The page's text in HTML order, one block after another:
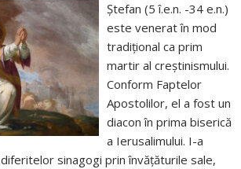
Ștefan (5 î.e.n. -34 e.n.)
este venerat în mod
tradițional ca prim
martir al creștinismului.
Conform Faptelor
Apostolilor, el a fost un
diacon în prima biserică
a Ierusalimului. I-a
sinagogi prin învățăturile sale,